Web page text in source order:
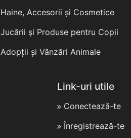
Haine, Accesorii și Cosmetice
Jucării și Produse pentru Copii
Adopții și Vânzări Animale
Link-uri utile
Conectează-te
Înregistrează-te